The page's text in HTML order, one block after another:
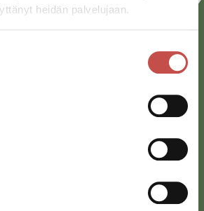
heidän palvelujaan.